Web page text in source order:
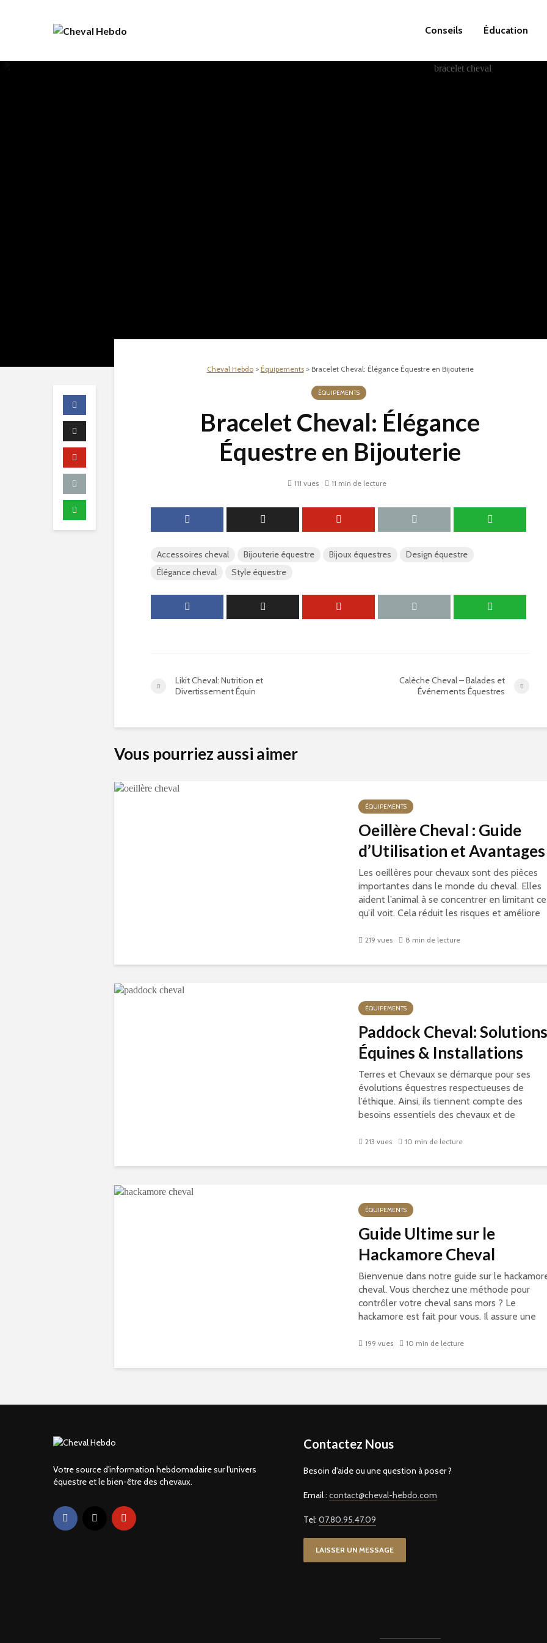
Conseils Éducation
Cheval Hebdo> Équipements> Bracelet Cheval: Élégance Équestre en Bijouterie
ÉQUIPEMENTS
Bracelet Cheval: Élégance
Équestre en Bijouterie
111 vues 11 min de lecture
Accessoires cheval Bijouterie équestre Bijoux équestres
Design équestre
Élégance cheval
Style équestre
Likit Cheval: Nutrition et
Divertissement Équin
Calèche Cheval – Balades et
Événements Équestres
Vous pourriez aussi aimer
ÉQUIPEMENTS
Oeillère Cheval : Guide
d’Utilisation et Avantages
Les oeillères pour chevaux sont des pièces
importantes dans le monde du cheval. Elles
aident l’animal à se concentrer en limitant ce
qu’il voit. Cela réduit les risques et améliore
219 vues 8 min de lecture
ÉQUIPEMENTS
Paddock Cheval: Solutions
Équines & Installations
Terres et Chevaux se démarque pour ses
évolutions équestres respectueuses de
l’éthique. Ainsi, ils tiennent compte des
besoins essentiels des chevaux et de
infrastructures...
213 vues 10 min de lecture
ÉQUIPEMENTS
Guide Ultime sur le
Hackamore Cheval
Bienvenue dans notre guide sur le
cheval. Vous cherchez une méthode pour
contrôler votre cheval sans mors ? Le
hackamore est fait pour vous. Il assure une
le...199 vues 10 min de lecture
Votre source d'information hebdomadaire sur l'univers
équestre et le bien-être des chevaux.
Contactez Nous
Besoin d'aide ou une question à poser ?
Email : contact@cheval-hebdo.com
Tel: 07.80.95.47.09
LAISSER UN MESSAGE